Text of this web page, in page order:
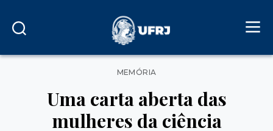
Categorias
MEMÓRIA
Uma carta aberta das
mulheres da ciência